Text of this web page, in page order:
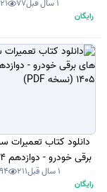
(نسخه PDF) 1 سال قبل 77
21
رایگان
دانلود کتاب
(نسخه PDF)
1 سال قبل 211
رایگان